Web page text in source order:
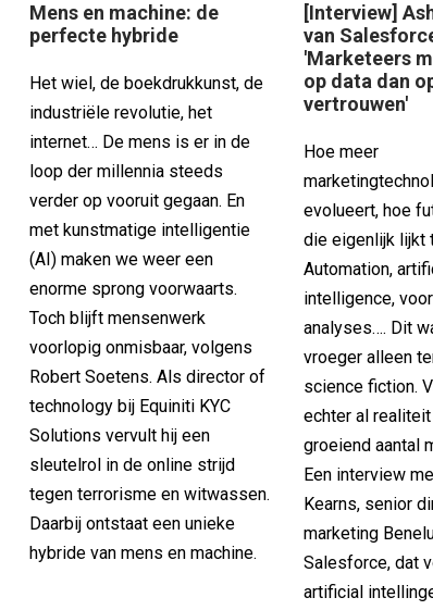
Mens en machine: de
perfecte hybride
Het wiel, de boekdrukkunst, de
industriële revolutie, het
internet… De mens is er in de
loop der millennia steeds
verder op vooruit gegaan. En
met kunstmatige intelligentie
(AI) maken we weer een
enorme sprong voorwaarts.
Toch blijft mensenwerk
voorlopig onmisbaar, volgens
Robert Soetens. Als director of
technology bij Equiniti KYC
Solutions vervult hij een
sleutelrol in de online strijd
tegen terrorisme en witwassen.
Daarbij ontstaat een unieke
hybride van mens en machine.
[Interview]
van
'Marketeers
op data dan
vertrouwen'
Hoe meer
evolueert, hoe
die eigenlijk lijkt
Automation,
intelligence,
analyses…. Dit
vroeger alleen
science fiction.
echter al
groeiend aantal
Een interview
Kearns, senior
marketing
Salesforce, dat
artificial